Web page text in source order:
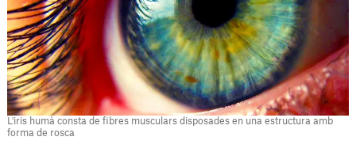
L'iris humà consta de fibres musculars disposades en una estructura amb
forma de rosca